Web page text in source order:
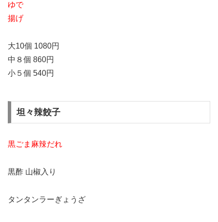
ゆで
揚げ
大10個 1080円
中８個 860円
小５個 540円
坦々辣餃子
黒ごま麻辣だれ
黒酢 山椒入り
タンタンラーぎょうざ